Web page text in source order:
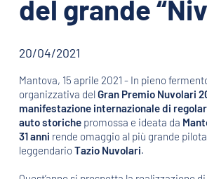
del grande
20/04/2021
Mantova, 15 aprile 2021 - In pieno
organizzativa delGran Premio Nuvolari
manifestazione internazionale di
auto storichepromossa e ideata da
31 anni rende omaggio al più grande
leggendarioTazio Nuvolari.